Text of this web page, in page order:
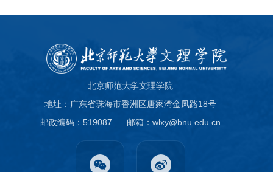
北京师范大学文理学院
地址：广东省珠海市香洲区唐家湾金凤路18号
邮政编码：519087
邮箱：wlxy@bnu.edu.cn